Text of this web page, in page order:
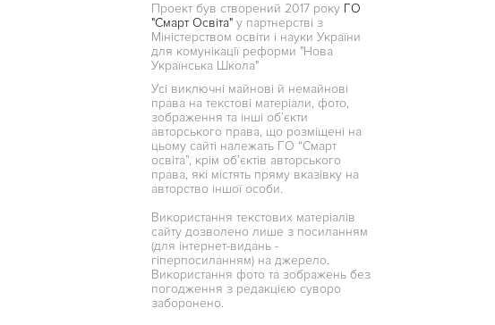
Проект був створений 2017 року ГО
"Смарт Освіта" у партнерстві з
Міністерством освіти і науки України
для комунікації реформи "Нова
Українська Школа"
Усі виключні майнові й немайнові
права на текстові матеріали, фото,
зображення та інші об’єкти
авторського права, що розміщені на
цьому сайті належать ГО “Смарт
освіта”, крім об’єктів авторського
права, які містять пряму вказівку на
авторство іншої особи.
Використання текстових матеріалів
сайту дозволено лише з посиланням
(для інтернет-видань -
гіперпосиланням) на джерело.
Використання фото та зображень без
погодження з редакцією суворо
заборонено.